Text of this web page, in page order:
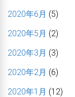
2020年6月 (5)
2020年5月 (2)
2020年3月 (3)
2020年2月 (6)
2020年1月 (12)